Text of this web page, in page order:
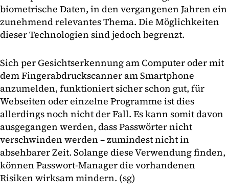
biometrische Daten, in den vergangenen Jahren ein
zunehmend relevantes Thema. Die Möglichkeiten
dieser Technologien sind jedoch begrenzt.
Sich per Gesichtserkennung am Computer oder mit
dem Fingerabdruckscanner am Smartphone
anzumelden, funktioniert sicher schon gut, für
Webseiten oder einzelne Programme ist dies
allerdings noch nicht der Fall. Es kann somit davon
ausgegangen werden, dass Passwörter nicht
verschwinden werden – zumindest nicht in
absehbarer Zeit. Solange diese Verwendung finden,
können Passwort-Manager die vorhandenen
Risiken wirksam mindern. (sg)